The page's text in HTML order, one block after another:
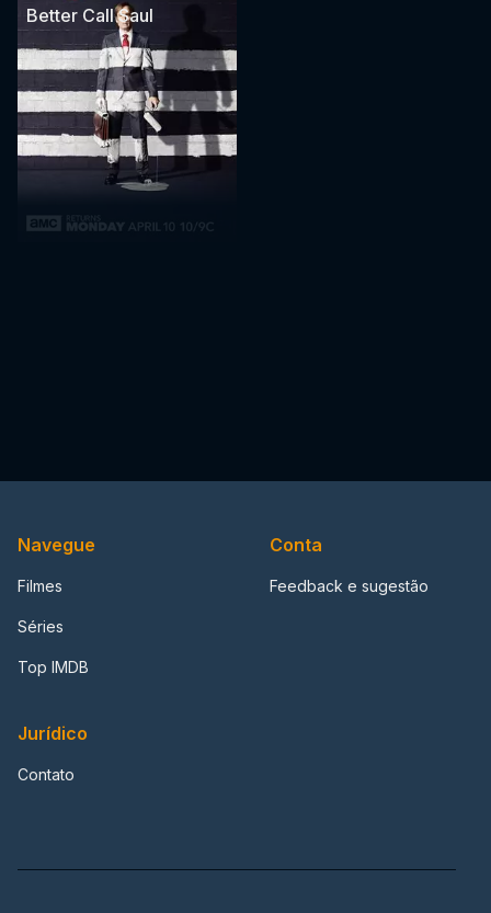
Better Call Saul
Navegue
Filmes
Séries
Top IMDB
Conta
Feedback e sugestão
Jurídico
Contato